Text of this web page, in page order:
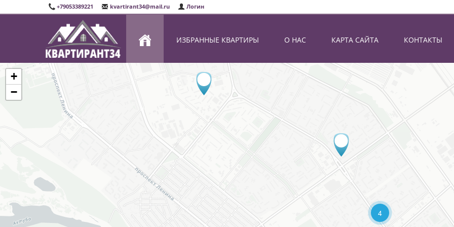
+79053389221 kvartirant34@mail.ru Логин
ИЗБРАННЫЕ КВАРТИРЫ О НАС КАРТА САЙТА КОНТАКТЫ
4
+
−